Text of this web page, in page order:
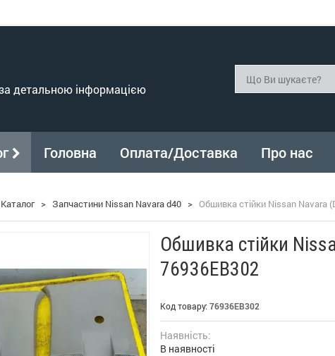
детальною інформацією
Головна Оплата/Доставка Про нас
Каталог > Запчастини Nissan Navara d40 > Обшивка стійки Nissan Navara
Обшивка стійки
76936EB302
Код товару: 76936EB302
Наявність:
В наявності